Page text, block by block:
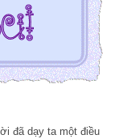
đã dạy ta một điều